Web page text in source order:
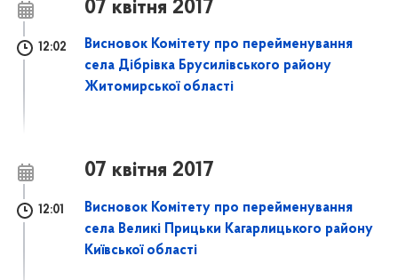
07 квітня 2017
12:02
Висновок Комітету про перейменування
села Дібрівка Брусилівського району
Житомирської області
07 квітня 2017
12:01
Висновок Комітету про перейменування
села Великі Прицьки Кагарлицького району
Київської області